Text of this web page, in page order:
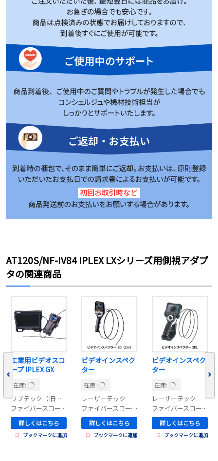
AT120S/NF-IV84 IPLEX LXシリーズ用側視アダプ
タの関連商品
工業用ビデオスコ
ープ IPLEX GX
在庫:
ワブテック（旧エビデント）
ファイバースコープ（カメラ）
詳しくはこちら
ブックマークに追加
ビデオインスペク
ター
VideoInspector
3D(2m/1m)
在庫:
レーザーテック
ファイバースコープ（カメラ）
詳しくはこちら
ブックマークに追加
ビデオインスペク
ター
VideoInspector
3DL/3DM/3DX
在庫:
レーザーテック
ファイバースコープ（カメラ）
詳しくはこちら
ブックマークに追加